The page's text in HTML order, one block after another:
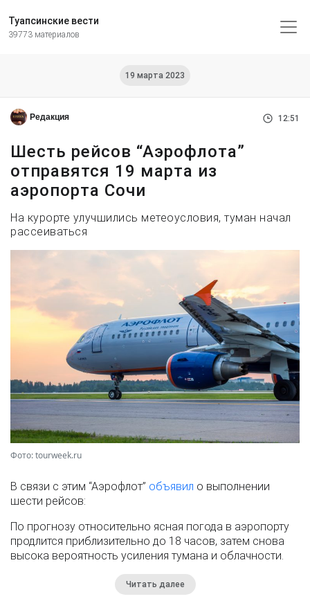
Туапсинские вести
39773 материалов
19 марта 2023
Редакция 12:51
Шесть рейсов “Аэрофлота”
отправятся 19 марта из
аэропорта Сочи
На курорте улучшились метеоусловия, туман начал
рассеиваться
Фото: tourweek.ru
В связи с этим “Аэрофлот” объявил о выполнении
шести рейсов:
По прогнозу относительно ясная погода в аэропорту
продлится приблизительно до 18 часов, затем снова
высока вероятность усиления тумана и облачности.
Читать далее